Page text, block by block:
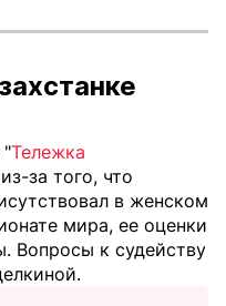
"Тележка
за того, что
в женском
мира, ее оценки
Вопросы к судейству